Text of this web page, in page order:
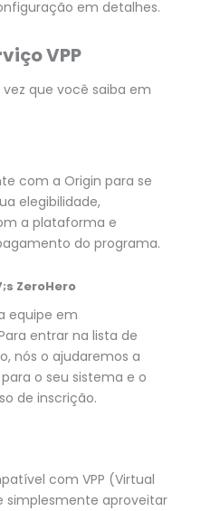
em detalhes.
VPP
que você saiba em
com a Origin para se
elegibilidade,
a plataforma e
do programa.
ZeroHero
equipe em
entrar na lista de
nós o ajudaremos a
o seu sistema e o
de inscrição.
com VPP (Virtual
simplesmente aproveitar